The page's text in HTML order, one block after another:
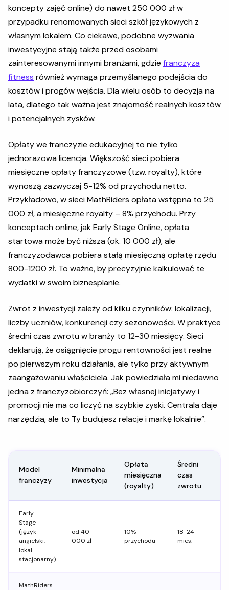
koncepty zajęć online) do nawet 250 000 zł w
przypadku renomowanych sieci szkół językowych z
własnym lokalem. Co ciekawe, podobne wyzwania
inwestycyjne stają także przed osobami
zainteresowanymi innymi branżami, gdzie franczyza
fitness również wymaga przemyślanego podejścia do
kosztów i progów wejścia. Dla wielu osób to decyzja na
lata, dlatego tak ważna jest znajomość realnych kosztów
i potencjalnych zysków.
Opłaty we franczyzie edukacyjnej to nie tylko
jednorazowa licencja. Większość sieci pobiera
miesięczne opłaty franczyzowe (tzw. royalty), które
wynoszą zazwyczaj 5-12% od przychodu netto.
Przykładowo, w sieci MathRiders opłata wstępna to 25
000 zł, a miesięczne royalty – 8% przychodu. Przy
konceptach online, jak Early Stage Online, opłata
startowa może być niższa (ok. 10 000 zł), ale
franczyzodawca pobiera stałą miesięczną opłatę rzędu
800-1200 zł. To ważne, by precyzyjnie kalkulować te
wydatki w swoim biznesplanie.
Zwrot z inwestycji zależy od kilku czynników: lokalizacji,
liczby uczniów, konkurencji czy sezonowości. W praktyce
średni czas zwrotu w branży to 12-30 miesięcy. Sieci
deklarują, że osiągnięcie progu rentowności jest realne
po pierwszym roku działania, ale tylko przy aktywnym
zaangażowaniu właściciela. Jak powiedziała mi niedawno
jedna z franczyzobiorczyń: „Bez własnej inicjatywy i
promocji nie ma co liczyć na szybkie zyski. Centrala daje
narzędzia, ale to Ty budujesz relacje i markę lokalnie”.
Model
franczyzy
Minimalna
inwestycja
Opłata
miesięczna
(royalty)
Średni
czas
zwrotu
Early
Stage
(język
angielski,
lokal
stacjonarny)
od 40
000 zł
10%
przychodu
18-24
mies.
MathRiders